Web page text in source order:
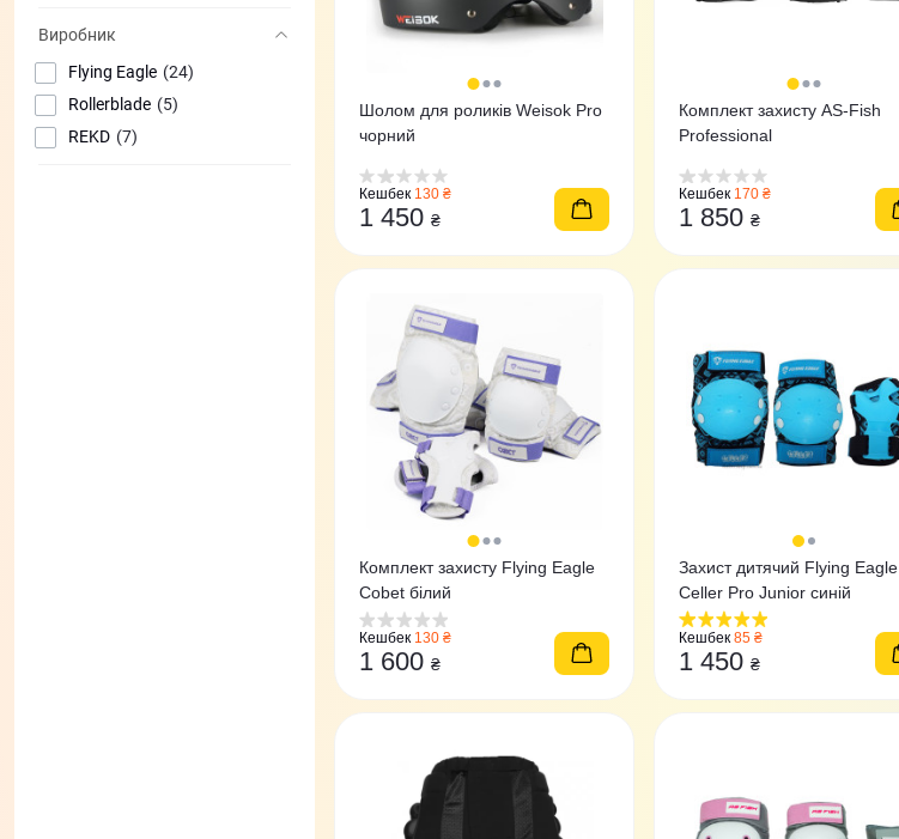
Виробник
Flying Eagle (24)
Rollerblade (5)
REKD (7)
Шолом для роликів Weisok Pro
чорний
Кешбек 130 ₴
1 450₴
Комплект захисту AS-Fish
Professiоnal
Кешбек 170 ₴
1 850₴
Комплект захисту Flying Eagle
Cobet білий
Кешбек 130 ₴
1 600₴
Захист дитячий Flying Eagle
Celler Pro Junior синій
Кешбек 85 ₴
1 450₴